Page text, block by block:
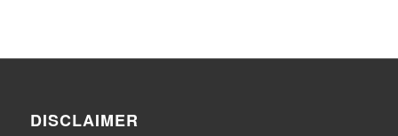
DISCLAIMER